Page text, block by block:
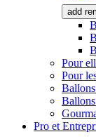
add
Pour
Pour
Pro et